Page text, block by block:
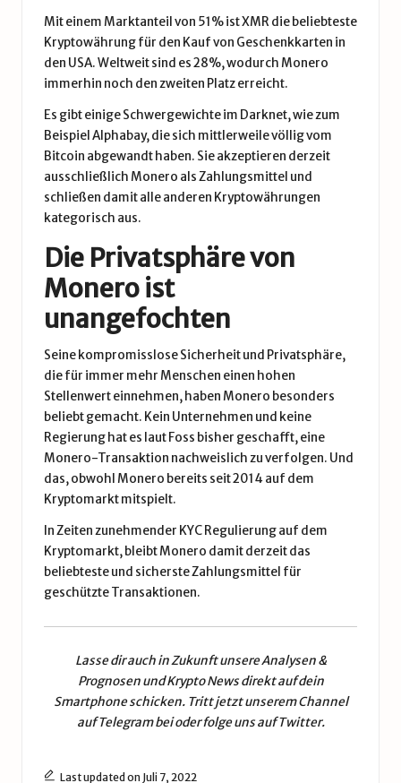
Mit einem Marktanteil von 51% ist XMR die beliebteste
Kryptowährung für den Kauf von Geschenkkarten in
den USA. Weltweit sind es 28%, wodurch Monero
immerhin noch den zweiten Platz erreicht.
Es gibt einige Schwergewichte im Darknet, wie zum
Beispiel Alphabay, die sich mittlerweile völlig vom
Bitcoin abgewandt haben. Sie akzeptieren derzeit
ausschließlich Monero als Zahlungsmittel und
schließen damit alle anderen Kryptowährungen
kategorisch aus.
Die Privatsphäre von
Monero ist
unangefochten
Seine kompromisslose Sicherheit und Privatsphäre,
die für immer mehr Menschen einen hohen
Stellenwert einnehmen, haben Monero besonders
beliebt gemacht. Kein Unternehmen und keine
Regierung hat es laut Foss bisher geschafft, eine
Monero-Transaktion nachweislich zu verfolgen. Und
das, obwohl Monero bereits seit 2014 auf dem
Kryptomarkt mitspielt.
In Zeiten zunehmender KYC Regulierung auf dem
Kryptomarkt, bleibt Monero damit derzeit das
beliebteste und sicherste Zahlungsmittel für
geschützte Transaktionen.
Lasse dir auch in Zukunft unsereAnalysen &
PrognosenundKrypto Newsdirekt auf dein
Smartphone schicken. Tritt jetzt unseremChannel
auf Telegrambei oder folge uns aufTwitter.
Last updated on Juli 7, 2022